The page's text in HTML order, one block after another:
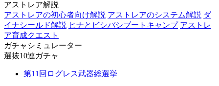
アストレア解説
アストレアの初心者向け解説 アストレアのシステム解説 ダ
イナシールド解説 ヒナとビシバシブートキャンプ アストレ
ア育成クエスト
ガチャシミュレーター
選抜10連ガチャ
第11回ログレス武器総選挙